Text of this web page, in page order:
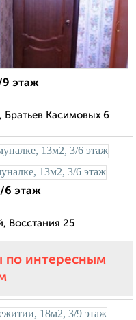
9 этаж
Братьев Касимовых 6
6 этаж
Восстания 25
по интересным